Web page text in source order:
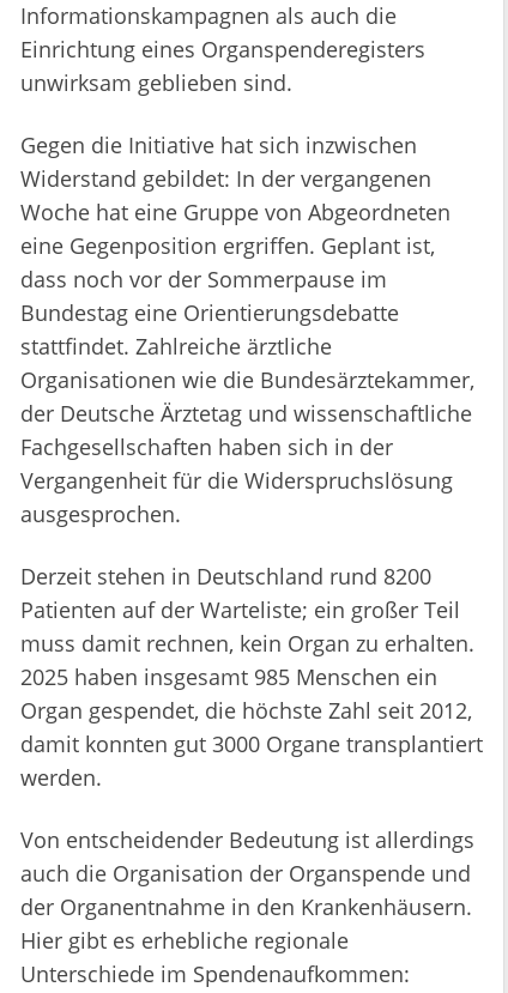
Informationskampagnen als auch die
Einrichtung eines Organspenderegisters
unwirksam geblieben sind.
Gegen die Initiative hat sich inzwischen
Widerstand gebildet: In der vergangenen
Woche hat eine Gruppe von Abgeordneten
eine Gegenposition ergriffen. Geplant ist,
dass noch vor der Sommerpause im
Bundestag eine Orientierungsdebatte
stattfindet. Zahlreiche ärztliche
Organisationen wie die Bundesärztekammer,
der Deutsche Ärztetag und wissenschaftliche
Fachgesellschaften haben sich in der
Vergangenheit für die Widerspruchslösung
ausgesprochen.
Derzeit stehen in Deutschland rund 8200
Patienten auf der Warteliste; ein großer Teil
muss damit rechnen, kein Organ zu erhalten.
2025 haben insgesamt 985 Menschen ein
Organ gespendet, die höchste Zahl seit 2012,
damit konnten gut 3000 Organe transplantiert
werden.
Von entscheidender Bedeutung ist allerdings
auch die Organisation der Organspende und
der Organentnahme in den Krankenhäusern.
Hier gibt es erhebliche regionale
Unterschiede im Spendenaufkommen: